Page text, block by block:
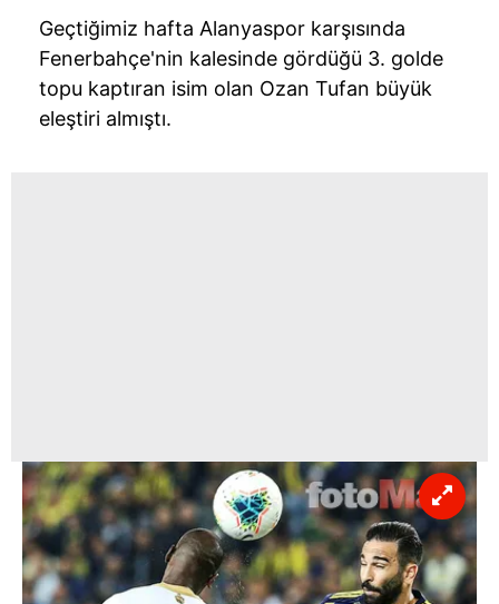
Geçtiğimiz hafta Alanyaspor karşısında
Fenerbahçe'nin kalesinde gördüğü 3. golde
topu kaptıran isim olan Ozan Tufan büyük
eleştiri almıştı.